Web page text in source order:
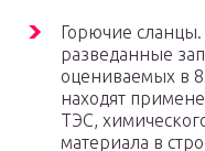
Горючие сланцы.
разведанные
оцениваемых в
находят
ТЭС,
материала в